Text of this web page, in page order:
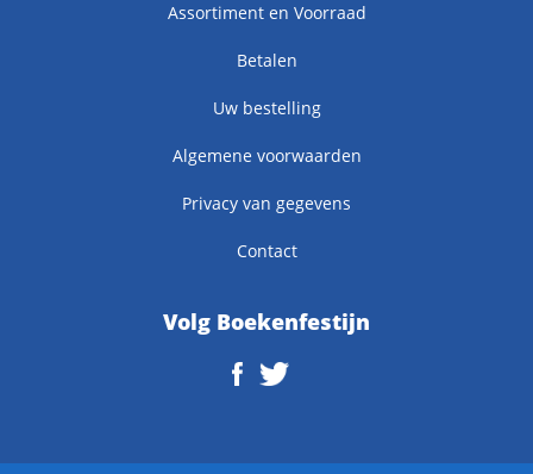
Assortiment en Voorraad
Betalen
Uw bestelling
Algemene voorwaarden
Privacy van gegevens
Contact
Volg Boekenfestijn